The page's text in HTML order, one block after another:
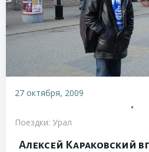
27 октября, 2009
•
Поездки: Урал
Алексей Караковский